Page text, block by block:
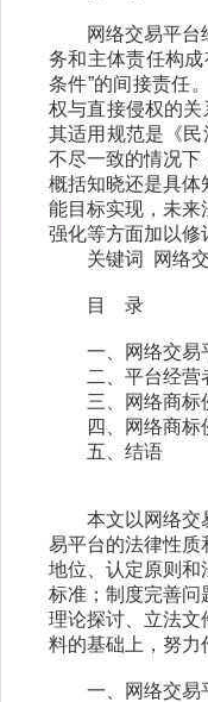
网络交易平
务和主体责任构
条件”的间接责任
权与直接侵权的关
其适用规范是《民
不尽一致的情况下
概括知晓还是具体
能目标实现，未来
强化等方面加以修
关键词 网络
目 录
一、网络交易
二、平台经营
三、网络商标
四、网络商
五、结语
本文以网络
易平台的法律性
地位、认定原则
标准；制度完善
理论探讨、立法文
料的基础上，努力
一、网络交易